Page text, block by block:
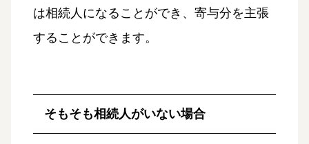
は相続人になることができ、寄与分を主張
することができます。
そもそも相続人がいない場合